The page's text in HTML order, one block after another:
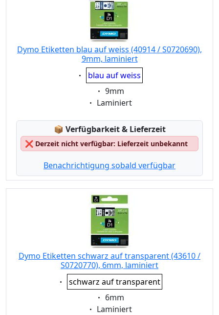
Dymo Etiketten blau auf weiss (40914 / S0720690),
9mm, laminiert
Eigenschaft:
blau auf weiss
Eigenschaft:
9mm
Eigenschaft:
Laminiert
📦 Lagerstatus:
Verfügbarkeit & Lieferzeit
❌ Derzeit nicht verfügbar: Lieferzeit unbekannt
Benachrichtigung sobald verfügbar
Dymo Etiketten schwarz auf transparent (43610 /
S0720770), 6mm, laminiert
Eigenschaft:
schwarz auf transparent
Eigenschaft:
6mm
Eigenschaft:
Laminiert